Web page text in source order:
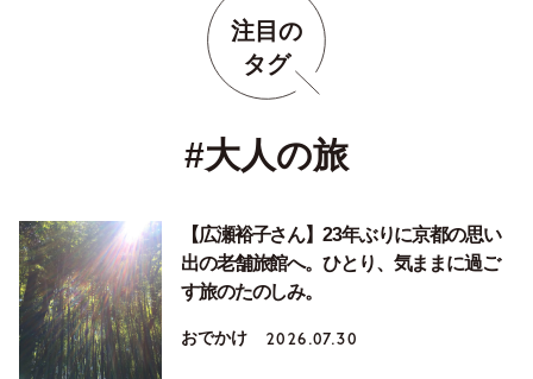
注目の
タグ
#大人の旅
【広瀬裕子さん】23年ぶりに京都の思い
出の老舗旅館へ。ひとり、気ままに過ご
す旅のたのしみ。
おでかけ 2026.07.30